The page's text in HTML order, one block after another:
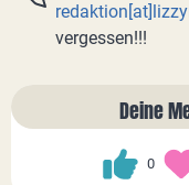
vergessen!!!
Deine
0